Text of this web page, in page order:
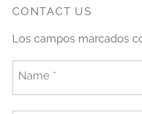
CONTACT US
Los campos marcados
Name *